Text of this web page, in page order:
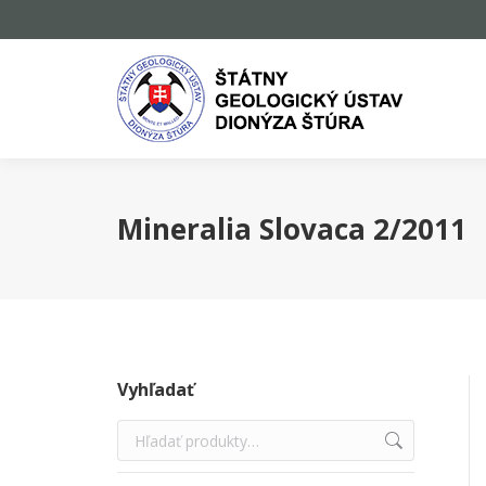
Mineralia Slovaca 2/2011
Vyhľadať